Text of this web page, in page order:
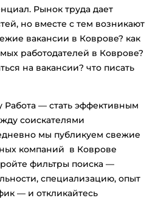
Рынок труда дает
но вместе с тем возникают
вакансии в Коврове? как
работодателей в Коврове?
на вакансии? что писать
Работа — стать эффективным
соискателями
мы публикуем свежие
компаний в Коврове
фильтры поиска —
специализацию, опыт
— и откликайтесь